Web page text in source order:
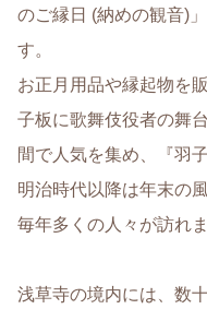
のご縁日 (納めの観音)
す。
お正月用品や縁起物を
子板に歌舞伎役者の舞
間で人気を集め、『羽
明治時代以降は年末の
毎年多くの人々が訪れま
浅草寺の境内には、数